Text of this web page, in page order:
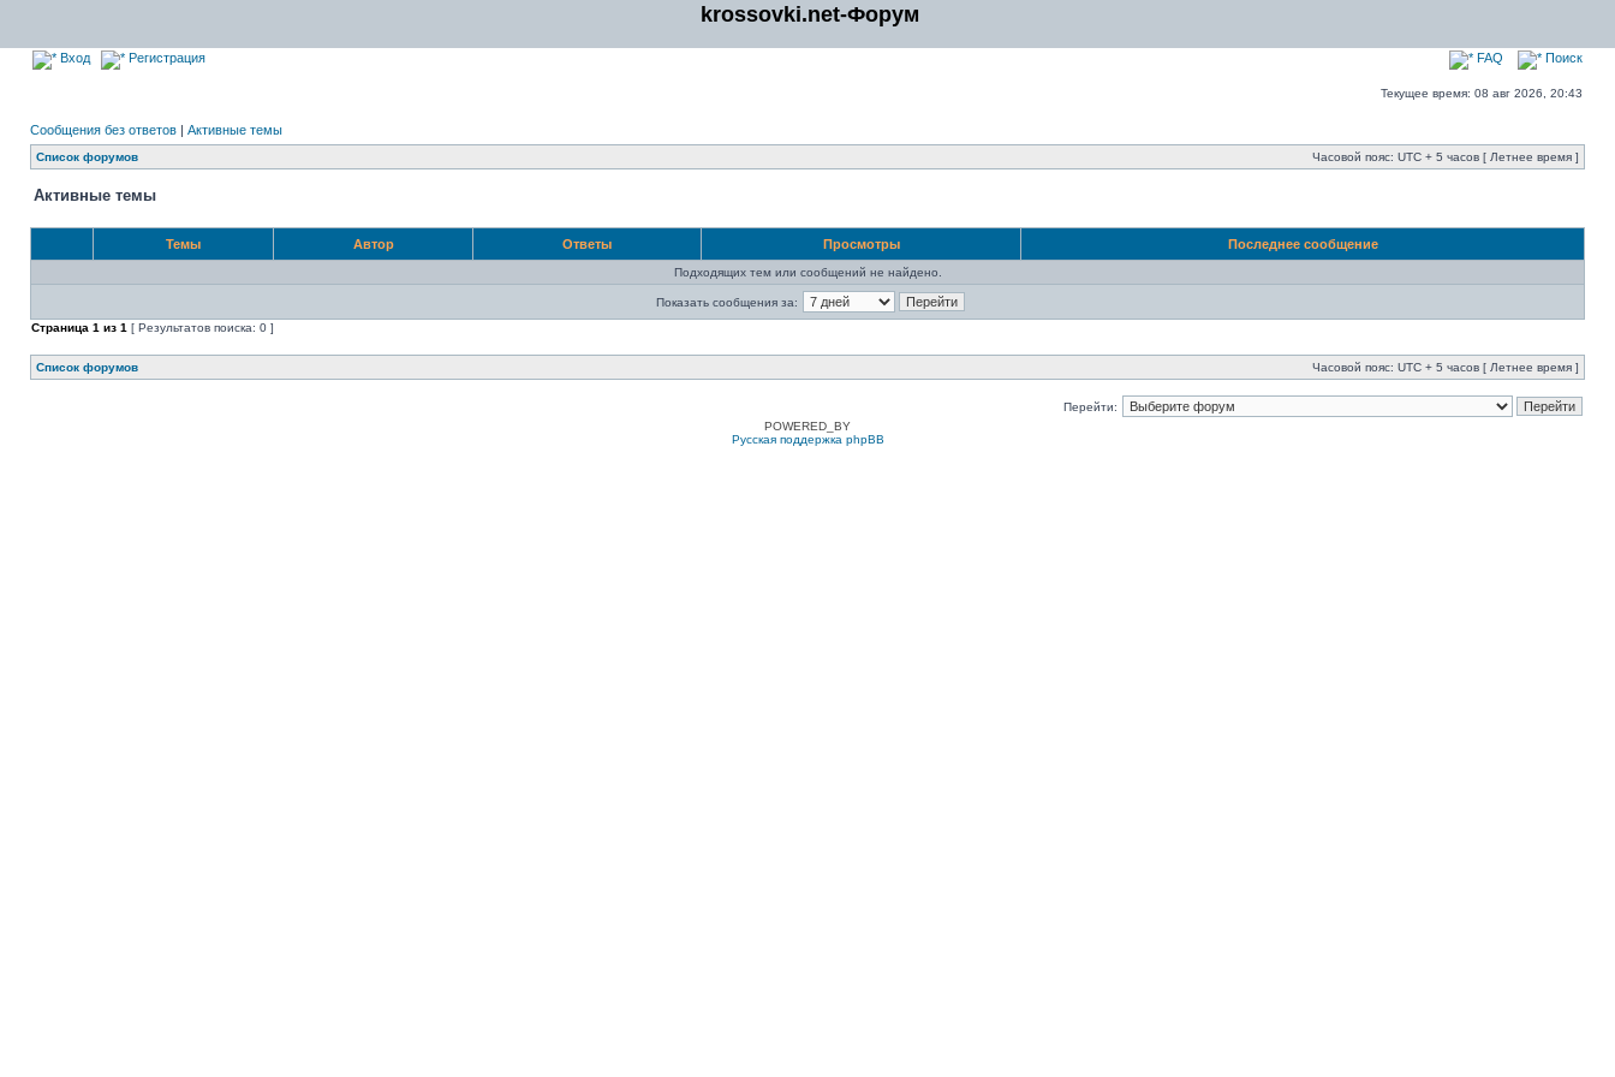
krossovki.net-Форум
Вход Регистрация FAQ Поиск
Текущее время: 08 авг 2026, 20:43
Сообщения без ответов | Активные темы
Список форумов Часовой пояс: UTC + 5 часов [ Летнее время ]
Активные темы
Темы Автор Ответы Просмотры Последнее сообщение
Подходящих тем или сообщений не найдено.
Показать сообщения за:
Страница 1 из 1 [ Результатов поиска: 0 ]
Список форумов Часовой пояс: UTC + 5 часов [ Летнее время ]
Перейти:
POWERED_BY
Русская поддержка phpBB